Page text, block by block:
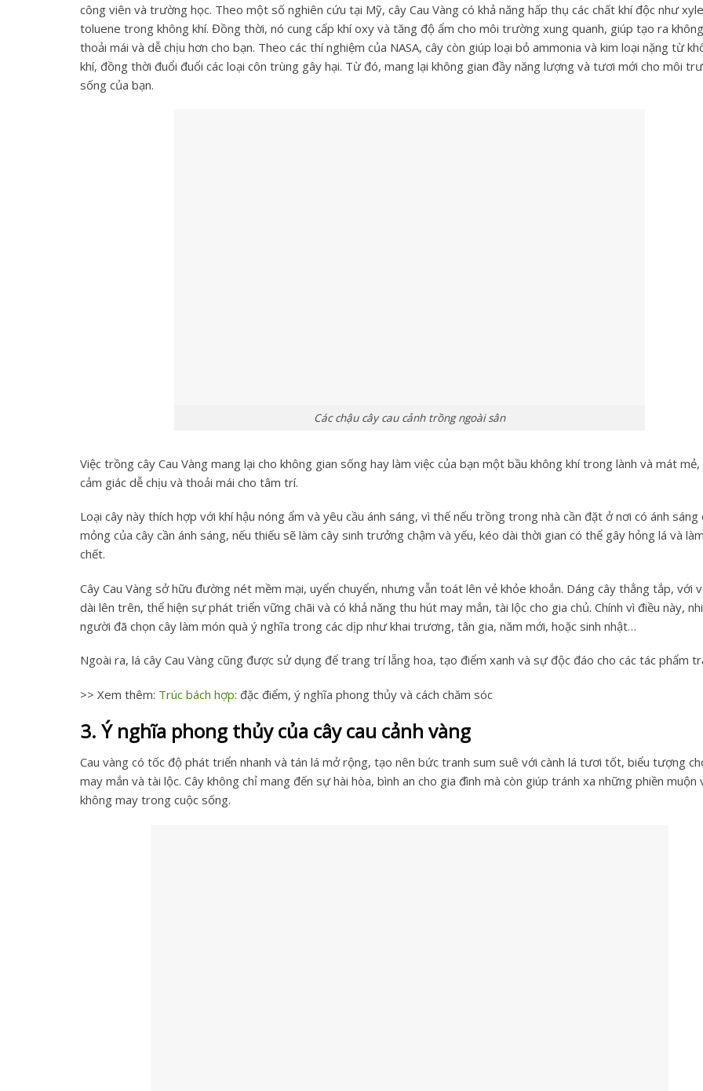
công viên và trường học. Theo một số nghiên cứu tại Mỹ, cây Cau Vàng có khả năng hấp thụ các chất khí độc như
toluene trong không khí. Đồng thời, nó cung cấp khí oxy và tăng độ ẩm cho môi trường xung quanh, giúp tạo ra
thoải mái và dễ chịu hơn cho bạn. Theo các thí nghiệm của NASA, cây còn giúp loại bỏ ammonia và kim loại nặng từ
khí, đồng thời đuổi đuổi các loại côn trùng gây hại. Từ đó, mang lại không gian đầy năng lượng và tươi mới cho môi
sống của bạn.
Các chậu cây cau cảnh trồng ngoài sân
Việc trồng cây Cau Vàng mang lại cho không gian sống hay làm việc của bạn một bầu không khí trong lành và mát
cảm giác dễ chịu và thoải mái cho tâm trí.
Loại cây này thích hợp với khí hậu nóng ẩm và yêu cầu ánh sáng, vì thế nếu trồng trong nhà cần đặt ở nơi có ánh sáng
mỏng của cây cần ánh sáng, nếu thiếu sẽ làm cây sinh trưởng chậm và yếu, kéo dài thời gian có thể gây hỏng lá và
chết.
Cây Cau Vàng sở hữu đường nét mềm mại, uyển chuyển, nhưng vẫn toát lên vẻ khỏe khoắn. Dáng cây thẳng tắp, với
dài lên trên, thể hiện sự phát triển vững chãi và có khả năng thu hút may mắn, tài lộc cho gia chủ. Chính vì điều này,
người đã chọn cây làm món quà ý nghĩa trong các dịp như khai trương, tân gia, năm mới, hoặc sinh nhật…
Ngoài ra, lá cây Cau Vàng cũng được sử dụng để trang trí lẵng hoa, tạo điểm xanh và sự độc đáo cho các tác phẩm
>> Xem thêm: Trúc bách hợp: đặc điểm, ý nghĩa phong thủy và cách chăm sóc
3. Ý nghĩa phong thủy của cây cau cảnh vàng
Cau vàng có tốc độ phát triển nhanh và tán lá mở rộng, tạo nên bức tranh sum suê với cành lá tươi tốt, biểu tượng
may mắn và tài lộc. Cây không chỉ mang đến sự hài hòa, bình an cho gia đình mà còn giúp tránh xa những phiền muộn
không may trong cuộc sống.